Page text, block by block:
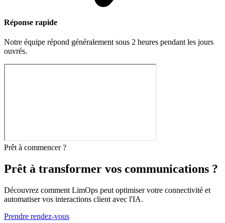
Réponse rapide
Notre équipe répond généralement sous 2 heures pendant les jours
ouvrés.
Prêt à commencer ?
Prêt à transformer vos communications ?
Découvrez comment LimOps peut optimiser votre connectivité et
automatiser vos interactions client avec l'IA.
Prendre rendez-vous